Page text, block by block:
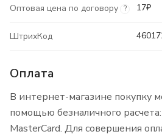
Оптовая цена по договору ? 17₽
ШтрихКод
Оплата
В интернет-магазине покупку
помощью безналичного
MasterCard. Для совершения